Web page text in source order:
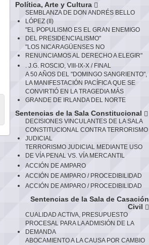
Política, Arte y Cultura
SEMBLANZA DE DON ANDRÉS BELLO
LÓPEZ (II)
"EL POPULISMO ES EL GRAN ENEMIGO
DEL PRESIDENCIALISMO"
"LOS NICARAGÜENSES NO
RENUNCIAMOS AL DERECHO A ELEGIR"
. J.G. ROSCIO, VIII-IX-X / FINAL
A 50 AÑOS DEL "DOMINGO SANGRIENTO",
LA MANIFESTACIÓN PACÍFICA QUE SE
CONVIRTIÓ EN LA TRAGEDIA MÁS
GRANDE DE IRLANDA DEL NORTE
Sentencias de la Sala Constitucional
DECISIONES VINCULANTES DE LA SALA
CONSTITUCIONAL CONTRA TERRORISMO
JUDICIAL
TERRORISMO JUDICIAL MEDIANTE USO
DE VÍA PENAL VS. VÍA MERCANTIL
ACCIÓN DE AMPARO
ACCIÓN DE AMPARO / PROCEDIBILIDAD
ACCIÓN DE AMPARO / PROCEDIBILIDAD
Sentencias de la Sala de Casación
Civil
CUALIDAD ACTIVA, PRESUPUESTO
PROCESAL PARA LA ADMISIÓN DE LA
DEMANDA
ABOCAMIENTO A LA CAUSA POR CAMBIO